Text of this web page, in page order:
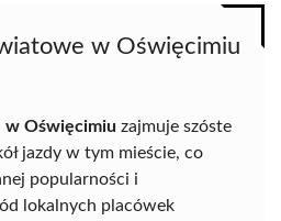
w Oświęcimiu
Oświęcimiu zajmuje szóste
jazdy w tym mieście, co
popularności i
lokalnych placówek